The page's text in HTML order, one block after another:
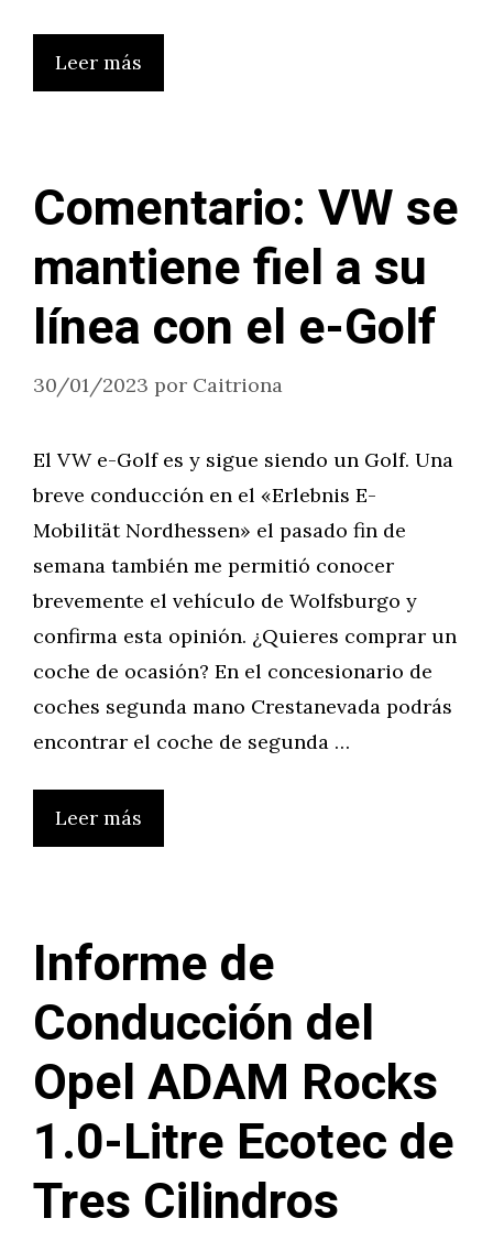
Leer más
Comentario: VW se
mantiene fiel a su
línea con el e-Golf
30/01/2023 por Caitriona
El VW e-Golf es y sigue siendo un Golf. Una
breve conducción en el «Erlebnis E-
Mobilität Nordhessen» el pasado fin de
semana también me permitió conocer
brevemente el vehículo de Wolfsburgo y
confirma esta opinión. ¿Quieres comprar un
coche de ocasión? En el concesionario de
coches segunda mano Crestanevada podrás
encontrar el coche de segunda …
Leer más
Informe de
Conducción del
Opel ADAM Rocks
1.0-Litre Ecotec de
Tres Cilindros